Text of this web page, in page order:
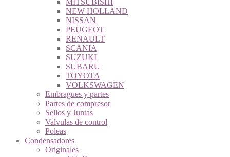
MITSUBISHI
NEW HOLLAND
NISSAN
PEUGEOT
RENAULT
SCANIA
SUZUKI
SUBARU
TOYOTA
VOLKSWAGEN
Embragues y partes
Partes de compresor
Sellos y Juntas
Valvulas de control
Poleas
Condensadores
Originales